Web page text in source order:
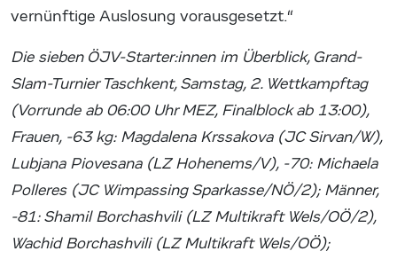
vernünftige Auslosung vorausgesetzt.“
Die sieben ÖJV-Starter:innen im Überblick, Grand-
Slam-Turnier Taschkent, Samstag, 2. Wettkampftag
(Vorrunde ab 06:00 Uhr MEZ, Finalblock ab 13:00),
Frauen, -63 kg: Magdalena Krssakova (JC Sirvan/W),
Lubjana Piovesana (LZ Hohenems/V), -70: Michaela
Polleres (JC Wimpassing Sparkasse/NÖ/2); Männer,
-81: Shamil Borchashvili (LZ Multikraft Wels/OÖ/2),
Wachid Borchashvili (LZ Multikraft Wels/OÖ);